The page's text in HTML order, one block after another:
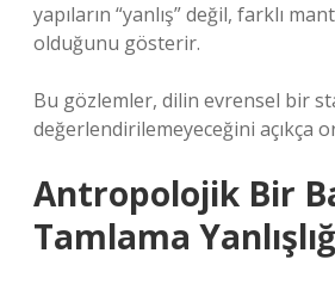
yapıların “yanlış” değil, farklı
olduğunu gösterir.
Bu gözlemler, dilin evrensel bir
değerlendirilemeyeceğini açıkça
Antropolojik Bir
Tamlama